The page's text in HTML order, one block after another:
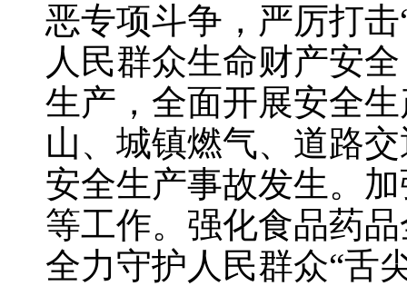
恶专项斗争，严厉打
人民群众生命财产安
生产，全面开展安全
山、城镇燃气、道路
安全生产事故发生。
等工作。强化食品药
全力守护人民群众“舌